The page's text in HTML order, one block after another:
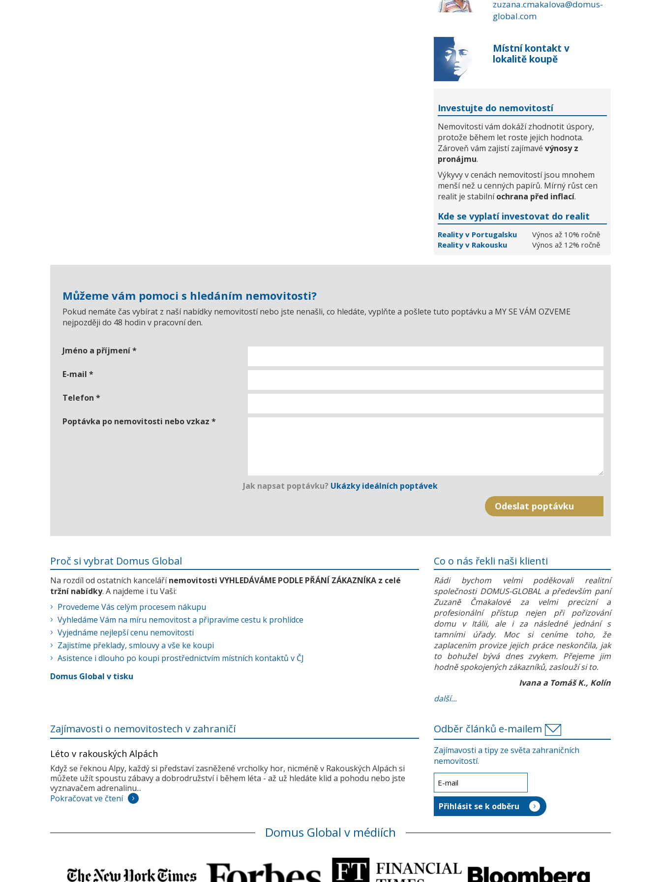
zuzana.cmakalova@domus-
global.com
Místní kontakt v
lokalitě koupě
Investujte do nemovitostí
Nemovitosti vám dokáží zhodnotit úspory,
protože během let roste jejich hodnota.
Zároveň vám zajistí zajímavé výnosy z
pronájmu.
Výkyvy v cenách nemovitostí jsou mnohem
menší než u cenných papírů. Mírný růst cen
realit je stabilníochrana před inflací.
Kde se vyplatí investovat do realit
Reality v Portugalsku
Výnos až 10% ročně
Reality v Rakousku
Výnos až 12% ročně
Můžeme vám pomoci s hledáním nemovitosti?
Pokud nemáte čas vybírat z naší nabídky nemovitostí nebo jste nenašli, co hledáte, vyplňte a pošlete tuto poptávku a MY SE VÁM OZVEME
nejpozději do 48 hodin v pracovní den.
Jméno a příjmení*
E-mail *
Telefon *
Poptávka po nemovitosti nebo vzkaz *
Jak napsat poptávku? Ukázky ideálních poptávek
Proč si vybrat Domus Global
Na rozdíl od ostatních kancelářínemovitosti VYHLEDÁVÁME PODLE PŘÁNÍ ZÁKAZNÍKA z celé
tržní nabídky. A najdeme i tu Vaši:
Provedeme Vás celým procesem nákupu
Vyhledáme Vám na míru nemovitost a připravíme cestu k prohlídce
Vyjednáme nejlepší cenu nemovitosti
Zajistíme překlady, smlouvy a vše ke koupi
Asistence i dlouho po koupi prostřednictvím místních kontaktů v ČJ
Domus Global v tisku
Co o nás řekli naši klienti
Rádi bychom velmi poděkovali realitní
společnosti DOMUS-GLOBAL a především paní
Zuzaně Čmakalové za velmi precizní a
profesionální přístup nejen při pořizování
domu v Itálii, ale i za následné jednání s
tamními úřady. Moc si ceníme toho, že
zaplacením provize jejich práce neskončila, jak
to bohužel bývá dnes zvykem. Přejeme jim
hodně spokojených zákazníků, zaslouží si to.
Ivana a Tomáš K., Kolín
další...
Zajímavosti o nemovitostech v zahraničí
Léto v rakouských Alpách
Když se řeknou Alpy, každý si představí zasněžené vrcholky hor, nicméně v Rakouských Alpách si
můžete užít spoustu zábavy a dobrodružství i během léta - až už hledáte klid a pohodu nebo jste
vyznavačem adrenalinu...
Pokračovat ve čtení
Odběr článků e-mailem
Zajímavosti a tipy ze světa zahraničních
nemovitostí.
Domus Global v médiích